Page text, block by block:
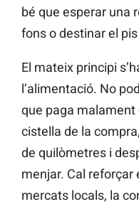
bé que esperar una
fons o destinar el
El mateix principi
l’alimentació. No
que paga malament
cistella de la
de quilòmetres i
menjar. Cal reforçar
mercats locals, la